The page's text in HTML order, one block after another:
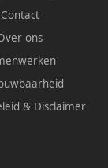
Contact
ons
& Disclaimer